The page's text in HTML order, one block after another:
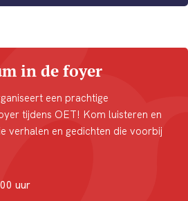
in de foyer
een prachtige
tijdens OET! Kom luisteren en
verhalen en gedichten die voorbij
uur